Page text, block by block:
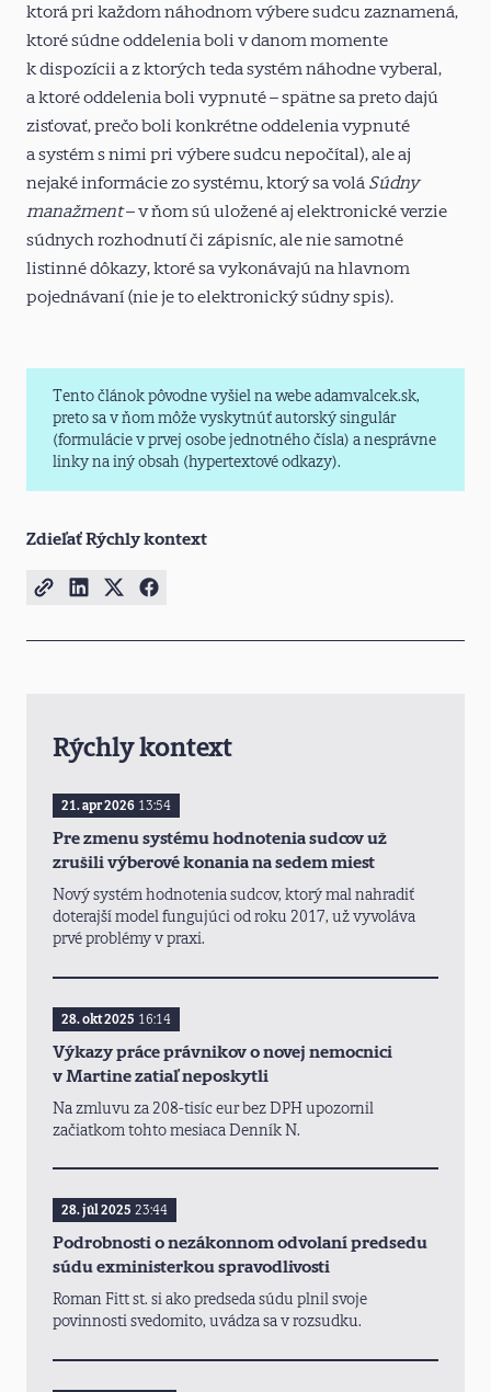
ktorá pri každom náhodnom výbere sudcu zaznamená,
ktoré súdne oddelenia boli v danom momente
k dispozícii a z ktorých teda systém náhodne vyberal,
a ktoré oddelenia boli vypnuté – spätne sa preto dajú
zisťovať, prečo boli konkrétne oddelenia vypnuté
a systém s nimi pri výbere sudcu nepočítal), ale aj
nejaké informácie zo systému, ktorý sa volá Súdny
manažment– v ňom sú uložené aj elektronické verzie
súdnych rozhodnutí či zápisníc, ale nie samotné
listinné dôkazy, ktoré sa vykonávajú na hlavnom
pojednávaní (nie je to elektronický súdny spis).
Tento článok pôvodne vyšiel na webe adamvalcek.sk,
preto sa v ňom môže vyskytnúť autorský singulár
(formulácie v prvej osobe jednotného čísla) a nesprávne
linky na iný obsah (hypertextové odkazy).
Zdieľať Rýchly kontext
Rýchly kontext
21. apr 2026 13:54
Pre zmenu systému hodnotenia sudcov už
zrušili výberové konania na sedem miest
Nový systém hodnotenia sudcov, ktorý mal nahradiť
doterajší model fungujúci od roku 2017, už vyvoláva
prvé problémy v praxi.
28. okt 2025 16:14
Výkazy práce právnikov o novej nemocnici
v Martine zatiaľ neposkytli
Na zmluvu za 208-tisíc eur bez DPH upozornil
začiatkom tohto mesiaca Denník N.
28. júl 2025 23:44
Podrobnosti o nezákonnom odvolaní predsedu
súdu exministerkou spravodlivosti
Roman Fitt st. si ako predseda súdu plnil svoje
povinnosti svedomito, uvádza sa v rozsudku.